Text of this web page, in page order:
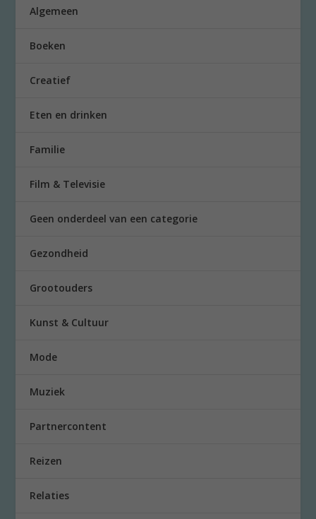
Algemeen
Boeken
Creatief
Eten en drinken
Familie
Film & Televisie
Geen onderdeel van een categorie
Gezondheid
Grootouders
Kunst & Cultuur
Mode
Muziek
Partnercontent
Reizen
Relaties